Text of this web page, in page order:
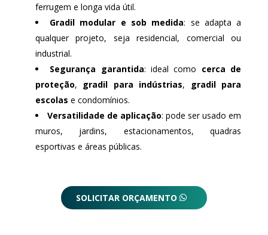
ferrugem e longa vida útil.
Gradil modular e sob medida: se adapta a
qualquer projeto, seja residencial, comercial ou
industrial.
Segurança garantida: ideal como cerca de
proteção, gradil para indústrias, gradil para
escolas e condomínios.
Versatilidade de aplicação: pode ser usado em
muros, jardins, estacionamentos, quadras
esportivas e áreas públicas.
SOLICITAR ORÇAMENTO